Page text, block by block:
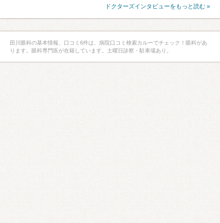
ドクターズインタビューをもっと読む »
田川眼科の基本情報、口コミ6件は、病院口コミ検索カルーでチェック！眼科があ
ります。眼科専門医が在籍しています。土曜日診察・駐車場あり。